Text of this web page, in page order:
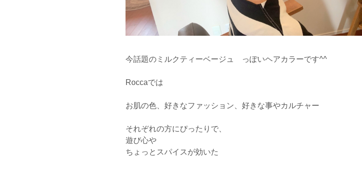
今話題のミルクティーベージュ っぽいヘアカラーです^^
Roccaでは
お肌の色、好きなファッション、好きな事やカルチャー
それぞれの方にぴったりで、
遊び心や
ちょっとスパイスが効いた